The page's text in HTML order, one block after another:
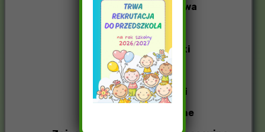
Gimnastyka rozwojowa
Szermierka 6 latki
Tenis stołowy 6 latki
Szachy 5-6 latki
Malarstwo 5-6 latki
Zajęcia logopedyczne